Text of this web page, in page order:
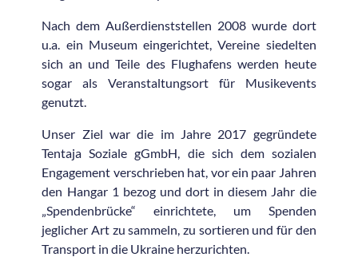
Nach dem Außerdienststellen 2008 wurde dort
u.a. ein Museum eingerichtet, Vereine siedelten
sich an und Teile des Flughafens werden heute
sogar als Veranstaltungsort für Musikevents
genutzt.
Unser Ziel war die im Jahre 2017 gegründete
Tentaja Soziale gGmbH, die sich dem sozialen
Engagement verschrieben hat, vor ein paar Jahren
den Hangar 1 bezog und dort in diesem Jahr die
„Spendenbrücke“ einrichtete, um Spenden
jeglicher Art zu sammeln, zu sortieren und für den
Transport in die Ukraine herzurichten.